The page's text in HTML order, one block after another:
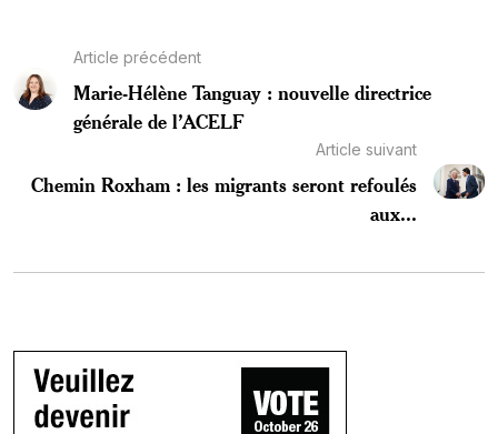
Article précédent
Marie-Hélène Tanguay : nouvelle directrice
générale de l’ACELF
Article suivant
Chemin Roxham : les migrants seront refoulés
aux...